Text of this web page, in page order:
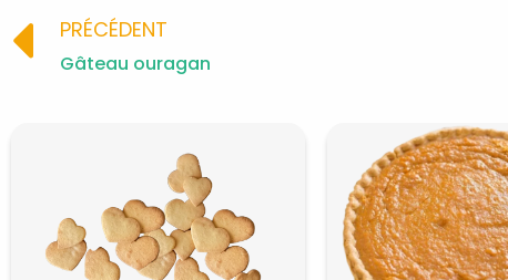
Prev
PRÉCÉDENT
Gâteau ouragan